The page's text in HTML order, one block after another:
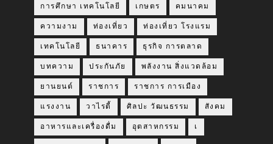
การศึกษา เทคโนโลยี เกษตร คมนาคม
ความงาม ท่องเที่ยว ท่องเที่ยว โรงแรม
เทคโนโลยี ธนาคาร ธุรกิจ การตลาด
บทความ ประกันภัย พลังงาน สิ่งแวดล้อม
ยานยนต์ ราชการ ราชการ การเมือง
แรงงาน วาไรตี้ ศิลปะ วัฒนธรรม สังคม
อาหารและเครื่องดื่ม อุตสาหกรรม เ